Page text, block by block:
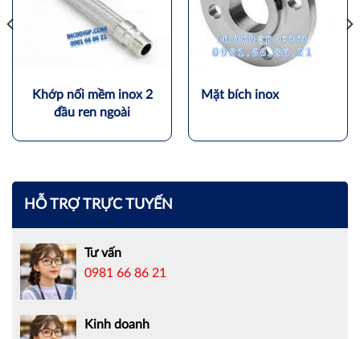
Khớp nối mềm inox 2
đầu ren ngoài
Mặt bích inox
HỖ TRỢ TRỰC TUYẾN
Tư vấn
0981 66 86 21
Kinh doanh